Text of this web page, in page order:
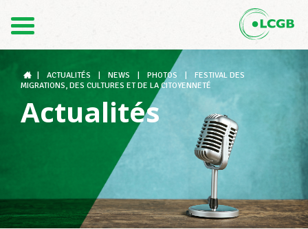
DE
Le LCGB
Structures syndicales
ACTUALITÉS NEWS PHOTOS
FESTIVAL DES
MIGRATIONS, DES CULTURES ET DE LA CITOYENNETÉ
Actualités